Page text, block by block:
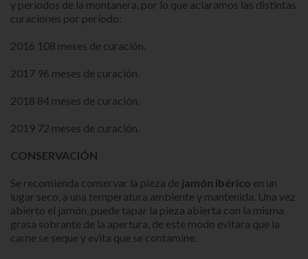
y periodos de la montanera, por lo que aclaramos las distintas
curaciones por período:
2016 108 meses de curación.
2017 96 meses de curación.
2018 84 meses de curación.
2019 72 meses de curación.
CONSERVACIÓN
Se recomienda conservar la pieza de jamón ibérico en un
lugar seco, a una temperatura ambiente y mantenida. Una vez
abierto el jamón, puede tapar la pieza abierta con la misma
grasa sobrante de la apertura, de este modo evitara que la
carne se seque y evita que se contamine.